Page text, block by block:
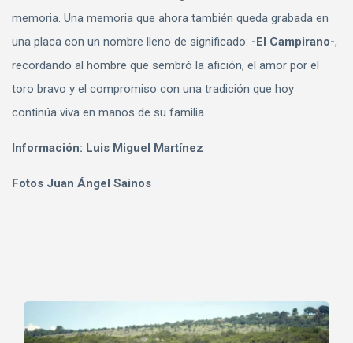
memoria. Una memoria que ahora también queda grabada en
una placa con un nombre lleno de significado: -El Campirano-,
recordando al hombre que sembró la afición, el amor por el
toro bravo y el compromiso con una tradición que hoy
continúa viva en manos de su familia.
Información: Luis Miguel Martínez
Fotos Juan Ángel Sainos